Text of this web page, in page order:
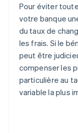
Pour éviter
votre banque
du taux de
les frais. Si le
peut être
compenser les
particulière au
variable la plus